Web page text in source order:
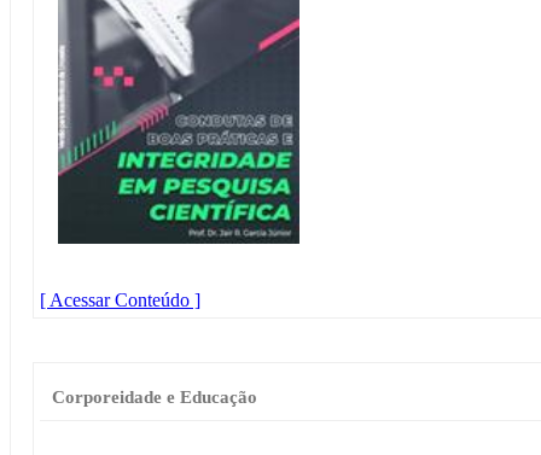
[ Acessar Conteúdo ]
Corporeidade e Educação